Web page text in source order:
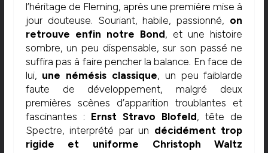
l’héritage de Fleming, après une première mise à
jour douteuse. Souriant, habile, passionné, on
retrouve enfin notre Bond, et une histoire
sombre, un peu dispensable, sur son passé ne
suffira pas à faire pencher la balance. En face de
lui, une némésis classique, un peu faiblarde
faute de développement, malgré deux
premières scènes d’apparition troublantes et
fascinantes : Ernst Stravo Blofeld, tête de
Spectre, interprété par un décidément trop
rigide et uniforme Christoph Waltz